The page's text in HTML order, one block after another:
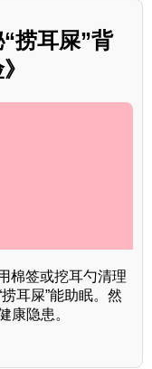
捞耳屎”背
棉签或挖耳勺清理
耳屎”能助眠。然
康隐患。